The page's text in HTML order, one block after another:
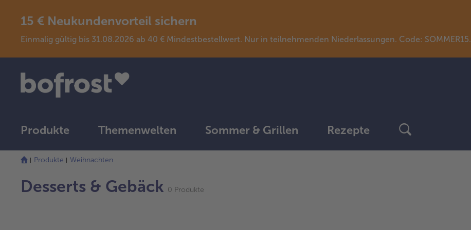
15 € Neukundenvorteil sichern
Einmalig gültig bis 31.08.2026 ab 40 € Mindestbestellwert. Nur in teilnehmenden Niederlassungen. Code: SOMMER15.
Produkte Themenwelten Sommer & Grillen Rezepte
Produkte
Weihnachten
Desserts & Gebäck 0 Produkte